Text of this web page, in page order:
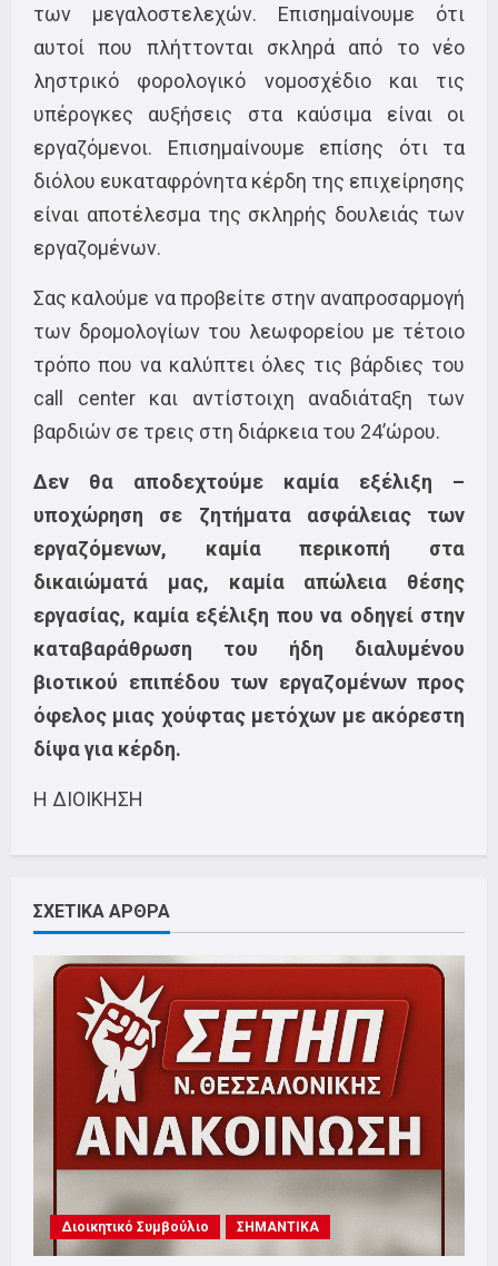
των μεγαλοστελεχών. Επισημαίνουμε ότι
αυτοί που πλήττονται σκληρά από το νέο
ληστρικό φορολογικό νομοσχέδιο και τις
υπέρογκες αυξήσεις στα καύσιμα είναι οι
εργαζόμενοι. Επισημαίνουμε επίσης ότι τα
διόλου ευκαταφρόνητα κέρδη της επιχείρησης
είναι αποτέλεσμα της σκληρής δουλειάς των
εργαζομένων.
Σας καλούμε να προβείτε στην αναπροσαρμογή
των δρομολογίων του λεωφορείου με τέτοιο
τρόπο που να καλύπτει όλες τις βάρδιες του
call center και αντίστοιχη αναδιάταξη των
βαρδιών σε τρεις στη διάρκεια του 24’ώρου.
Δεν θα αποδεχτούμε καμία εξέλιξη –
υποχώρηση σε ζητήματα ασφάλειας των
εργαζόμενων, καμία περικοπή στα
δικαιώματά μας, καμία απώλεια θέσης
εργασίας, καμία εξέλιξη που να οδηγεί στην
καταβαράθρωση του ήδη διαλυμένου
βιοτικού επιπέδου των εργαζομένων προς
όφελος μιας χούφτας μετόχων με ακόρεστη
δίψα για κέρδη.
Η ΔΙΟΙΚΗΣΗ
ΣΧΕΤΙΚΑ ΑΡΘΡΑ
Διοικητικό Συμβούλιο ΣΗΜΑΝΤΙΚΑ